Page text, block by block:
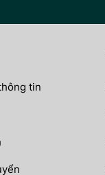
tin